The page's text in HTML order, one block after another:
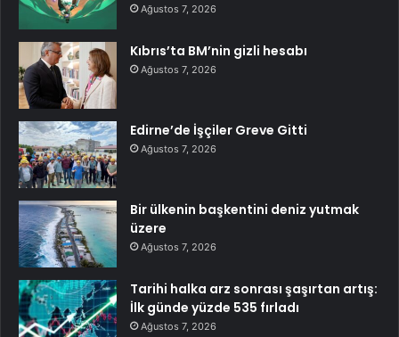
Ağustos 7, 2026
Kıbrıs’ta BM’nin gizli hesabı
Ağustos 7, 2026
Edirne’de İşçiler Greve Gitti
Ağustos 7, 2026
Bir ülkenin başkentini deniz yutmak
üzere
Ağustos 7, 2026
Tarihi halka arz sonrası şaşırtan artış:
İlk günde yüzde 535 fırladı
Ağustos 7, 2026